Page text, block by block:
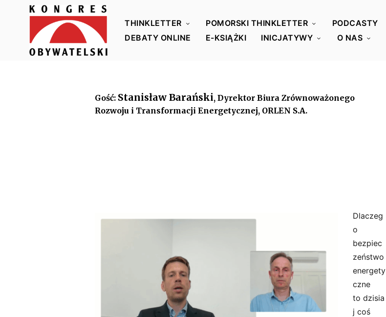
THINKLETTER POMORSKI THINKLETTER
PODCASTY
DEBATY ONLINE
E-KSIĄŻKI INICJATYWY O NAS
Gość: Stanisław Barański, Dyrektor Biura Zrównoważonego
Rozwoju i Transformacji Energetycznej, ORLEN S.A.
Dlaczeg
o
bezpiec
zeństwo
energety
czne
to dzisia
j coś